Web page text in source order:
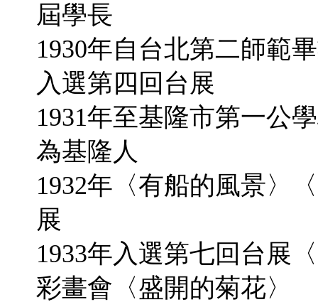
屆學長
1930年自台北第二師範
入選第四回台展
1931年至基隆市第一公
為基隆人
1932年〈有船的風景〉
展
1933年入選第七回台展
彩畫會〈盛開的菊花〉